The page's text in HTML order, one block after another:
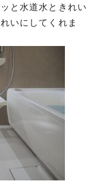
と水道水ときれい
いにしてくれま